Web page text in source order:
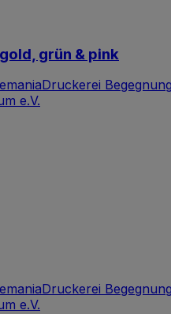
grün & pink
Druckerei
e.V.
Druckerei
e.V.